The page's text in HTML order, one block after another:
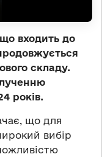
що входить до
складу.
років.
що для
вибір